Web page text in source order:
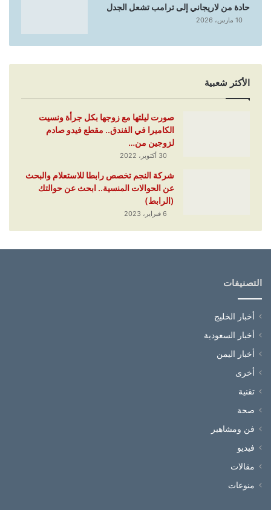
حادة من لاريجاني إلى ترامب تشعل الجدل
10 مارس، 2026
الأكثر شعبية
صورت ليلتها مع زوجها بكل جرأة ونسيت
الكاميرا في الفندق.. مقطع فيدو صادم
لزوجين من…
30 أكتوبر، 2022
شركة النجم تخصص رابطا للاستعلام والبحث
عن الحوالات المنسية.. ابحث عن حوالتك
(الرابط)
6 فبراير، 2023
التصنيفات
أخبار الخليج
أخبار السعودية
أخبار اليمن
أخرى
تقنية
صحة
فن ومشاهير
فيديو
مقالات
منوعات